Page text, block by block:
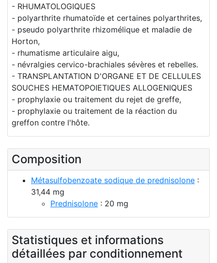
- RHUMATOLOGIQUES
- polyarthrite rhumatoïde et certaines polyarthrites,
- pseudo polyarthrite rhizomélique et maladie de
Horton,
- rhumatisme articulaire aigu,
- névralgies cervico-brachiales sévères et rebelles.
- TRANSPLANTATION D'ORGANE ET DE CELLULES
SOUCHES HEMATOPOIETIQUES ALLOGENIQUES
- prophylaxie ou traitement du rejet de greffe,
- prophylaxie ou traitement de la réaction du
greffon contre l'hôte.
Composition
Métasulfobenzoate sodique de prednisolone :
31,44 mg
Prednisolone : 20 mg
Statistiques et informations
détaillées par conditionnement